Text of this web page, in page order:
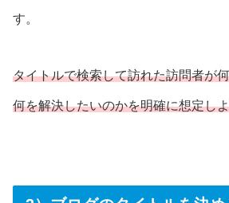
す。
タイトルで検索して訪れた訪問者が
何を解決したいのかを明確に想定し